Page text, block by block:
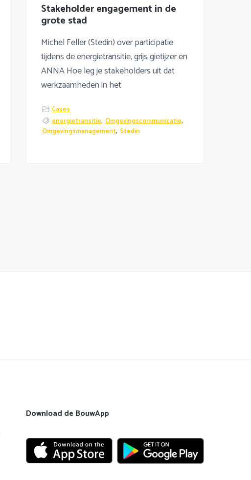
Stakeholder engagement in de
grote stad
Michel Feller (Stedin) over participatie
tijdens de energietransitie, grijs gietijzer en
ANNA Hoe leg je stakeholders uit dat
werkzaamheden in het
Cases
energietransitie, Omgevingscommunicatie,
Omgevingsmanagement, Stedin
Download de BouwApp